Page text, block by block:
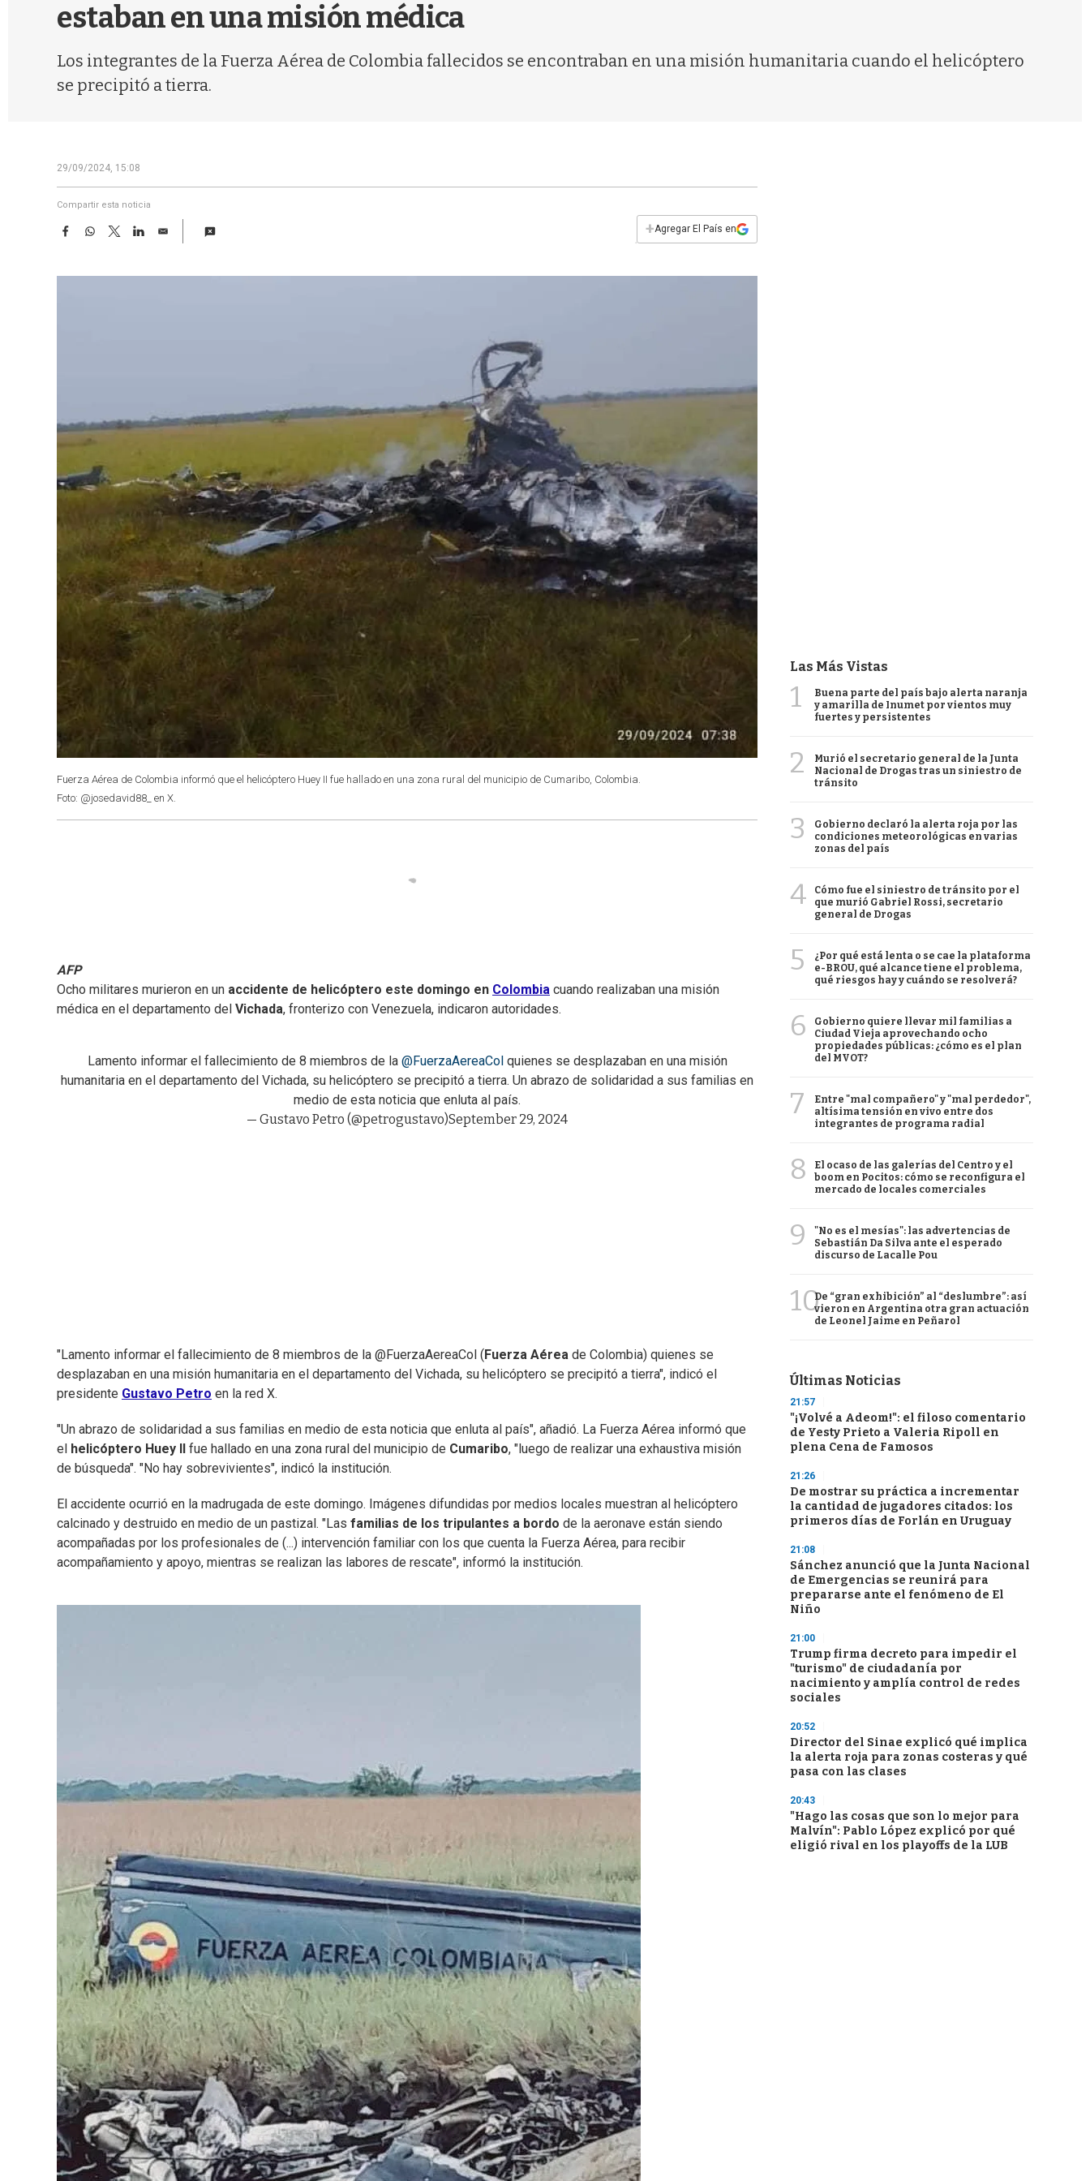
estaban en una misión médica
Los integrantes de la Fuerza Aérea de Colombia fallecidos se encontraban en una misión humanitaria cuando el helicóptero
se precipitó a tierra.
29/09/2024, 15:08
Compartir esta noticia
F
e
W
t
T
w
t
L
k
E
i
+Agregar El País en
Fuerza Aérea de Colombia informó que el helicóptero Huey II fue hallado en una zona rural del municipio de Cumaribo, Colombia.
Foto: @josedavid88_ en X.
AFP
Ocho militares murieron en un accidente de helicóptero este domingo en Colombia cuando realizaban una misión
médica en el departamento del Vichada, fronterizo con Venezuela, indicaron autoridades.
Lamento informar el fallecimiento de 8 miembros de la @FuerzaAereaCol quienes se desplazaban en una misión
humanitaria en el departamento del Vichada, su helicóptero se precipitó a tierra. Un abrazo de solidaridad a sus familias en
medio de esta noticia que enluta al país.
— Gustavo Petro (@petrogustavo)September 29, 2024
"Lamento informar el fallecimiento de 8 miembros de la @FuerzaAereaCol ( Fuerza Aérea de Colombia) quienes se
desplazaban en una misión humanitaria en el departamento del Vichada, su helicóptero se precipitó a tierra", indicó el
presidente Gustavo Petro en la red X.
"Un abrazo de solidaridad a sus familias en medio de esta noticia que enluta al país", añadió. La Fuerza Aérea informó que
el
helicóptero Huey II fue hallado en una zona rural del municipio de Cumaribo, "luego de realizar una exhaustiva misión
de búsqueda". "No hay sobrevivientes", indicó la institución.
El accidente ocurrió en la madrugada de este domingo. Imágenes difundidas por medios locales muestran al helicóptero
calcinado y destruido en medio de un pastizal. "Las familias de los tripulantes a bordo de la aeronave están siendo
acompañadas por los profesionales de (...) intervención familiar con los que cuenta la Fuerza Aérea, para recibir
acompañamiento y apoyo, mientras se realizan las labores de rescate", informó la institución.
Las Más Vistas
1
Buena parte del país bajo alerta naranja
y amarilla de Inumet por vientos muy
fuertes y persistentes
2
Murió el secretario general de la Junta
Nacional de Drogas tras un siniestro de
tránsito
3
Gobierno declaró la alerta roja por las
condiciones meteorológicas en varias
zonas del país
4
Cómo fue el siniestro de tránsito por el
que murió Gabriel Rossi, secretario
general de Drogas
5
¿Por qué está lenta o se cae la plataforma
e-BROU, qué alcance tiene el problema,
qué riesgos hay y cuándo se resolverá?
6
Gobierno quiere llevar mil familias a
Ciudad Vieja aprovechando ocho
propiedades públicas: ¿cómo es el plan
del MVOT?
7
Entre "mal compañero" y "mal perdedor",
altísima tensión en vivo entre dos
integrantes de programa radial
8
El ocaso de las galerías del Centro y el
boom en Pocitos: cómo se reconfigura el
mercado de locales comerciales
9
"No es el mesías": las advertencias de
Sebastián Da Silva ante el esperado
discurso de Lacalle Pou
10De “gran exhibición” al “deslumbre”: así
vieron en Argentina otra gran actuación
de Leonel Jaime en Peñarol
Últimas Noticias
21:57
"¡Volvé a Adeom!": el filoso comentario
de Yesty Prieto a Valeria Ripoll en
plena Cena de Famosos
21:26
De mostrar su práctica a incrementar
la cantidad de jugadores citados: los
primeros días de Forlán en Uruguay
21:08
Sánchez anunció que la Junta Nacional
de Emergencias se reunirá para
prepararse ante el fenómeno de El
Niño
21:00
Trump firma decreto para impedir el
"turismo" de ciudadanía por
nacimiento y amplía control de redes
sociales
20:52
Director del Sinae explicó qué implica
la alerta roja para zonas costeras y qué
pasa con las clases
20:43
"Hago las cosas que son lo mejor para
Malvín": Pablo López explicó por qué
eligió rival en los playoffs de la LUB